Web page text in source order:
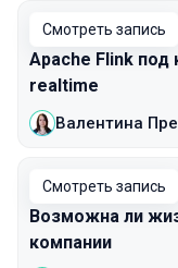
Смотреть запись
Apache Flink
realtime
Валентина
Смотреть запись
Возможна ли
компании